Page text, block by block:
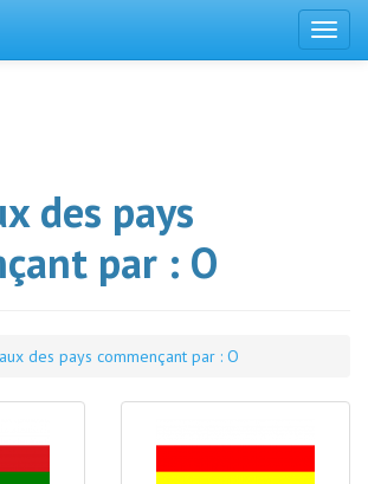
des pays
par : O
des pays commençant par : O